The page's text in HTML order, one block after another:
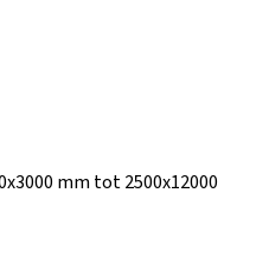
mm tot 2500x12000